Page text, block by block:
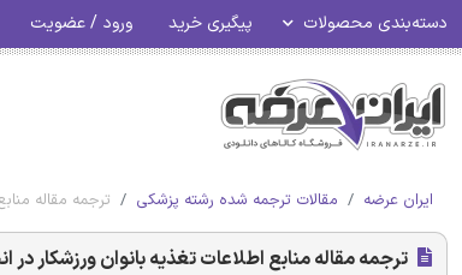
دسته‌بندی محصولات پیگیری خرید ورود / عضویت
ایران عرضه مقالات ترجمه شده رشته پزشکی ترجمه مقاله
ترجمه مقاله منابع اطلاعات تغذیه بانوان ورزشکار